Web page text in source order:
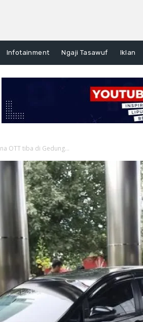
Infotainment Ngaji Tasawuf Iklan
OTT tiba di Gedung...